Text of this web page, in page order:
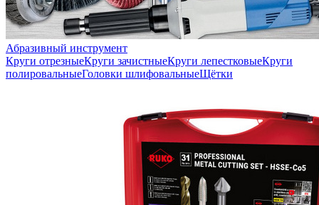
Абразивный инструмент
Круги отрезныеКруги зачистныеКруги лепестковыеКруги
полировальныеГоловки шлифовальныеЩётки